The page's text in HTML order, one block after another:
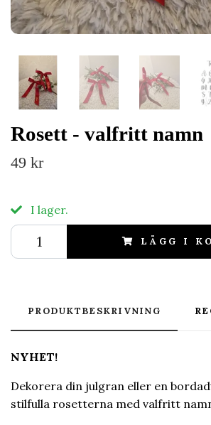
Rosett - valfritt namn
49 kr
I lager.
LÄGG I
PRODUKTBESKRIVNING
NYHET!
Dekorera din julgran eller en
stilfulla rosetterna med valfritt